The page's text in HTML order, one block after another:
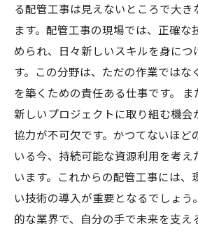
る配管工事は見えないところで大き
ます。配管工事の現場では、正確な
められ、日々新しいスキルを身につ
す。この分野は、ただの作業ではな
を築くための責任ある仕事です。
新しいプロジェクトに取り組む機会
協力が不可欠です。かつてないほど
いる今、持続可能な資源利用を考え
います。これからの配管工事には、
い技術の導入が重要となるでしょう
的な業界で、自分の手で未来を支え